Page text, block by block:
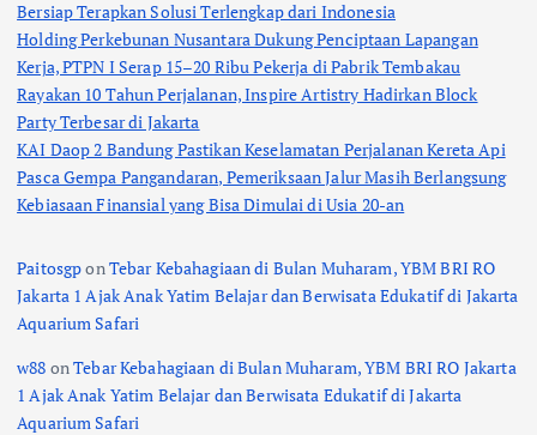
Bersiap Terapkan Solusi Terlengkap dari Indonesia
Holding Perkebunan Nusantara Dukung Penciptaan Lapangan
Kerja, PTPN I Serap 15–20 Ribu Pekerja di Pabrik Tembakau
Rayakan 10 Tahun Perjalanan, Inspire Artistry Hadirkan Block
Party Terbesar di Jakarta
KAI Daop 2 Bandung Pastikan Keselamatan Perjalanan Kereta Api
Pasca Gempa Pangandaran, Pemeriksaan Jalur Masih Berlangsung
Kebiasaan Finansial yang Bisa Dimulai di Usia 20-an
PaitosgponTebar Kebahagiaan di Bulan Muharam, YBM BRI RO
Jakarta 1 Ajak Anak Yatim Belajar dan Berwisata Edukatif di Jakarta
Aquarium Safari
w88 onTebar Kebahagiaan di Bulan Muharam, YBM BRI RO Jakarta
1 Ajak Anak Yatim Belajar dan Berwisata Edukatif di Jakarta
Aquarium Safari